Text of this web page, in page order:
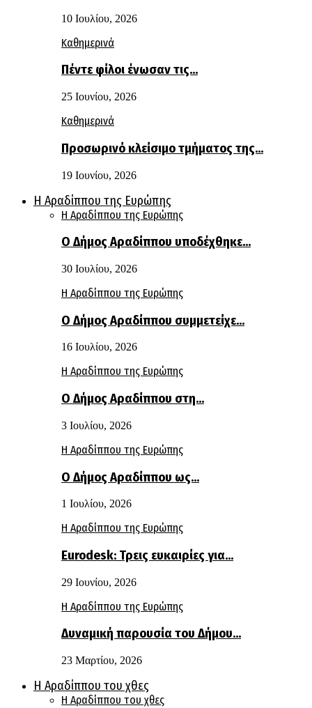
10 Ιουλίου, 2026
Καθημερινά
Πέντε φίλοι ένωσαν τις…
25 Ιουνίου, 2026
Καθημερινά
Προσωρινό κλείσιμο τμήματος της…
19 Ιουνίου, 2026
Η Αραδίππου της Ευρώπης
Η Αραδίππου της Ευρώπης
Ο Δήμος Αραδίππου υποδέχθηκε…
30 Ιουλίου, 2026
Η Αραδίππου της Ευρώπης
Ο Δήμος Αραδίππου συμμετείχε…
16 Ιουλίου, 2026
Η Αραδίππου της Ευρώπης
Ο Δήμος Αραδίππου στη…
3 Ιουλίου, 2026
Η Αραδίππου της Ευρώπης
Ο Δήμος Αραδίππου ως…
1 Ιουλίου, 2026
Η Αραδίππου της Ευρώπης
Eurodesk: Τρεις ευκαιρίες για…
29 Ιουνίου, 2026
Η Αραδίππου της Ευρώπης
Δυναμική παρουσία του Δήμου…
23 Μαρτίου, 2026
Η Αραδίππου του χθες
Η Αραδίππου του χθες